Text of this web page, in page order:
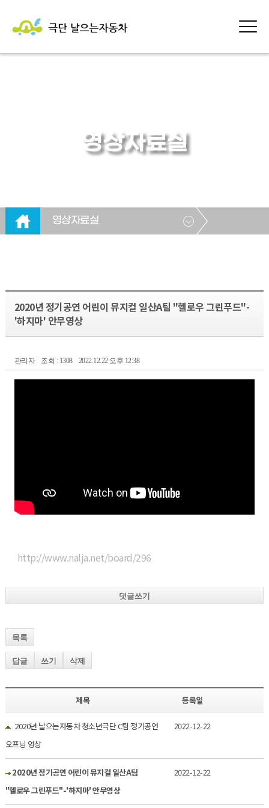
영상자료실
영상자료실
2020년 정기공연 어린이 뮤지컬 일산A팀 "헬로우 그린푸드"-
'하지마' 안무영상
관리자 조회 : 1308 2022.12.22 오후 12:38
http://www.nalja.net/board/296
댓글쓰기
목록
답글 쓰기 삭제
제목 등록일
2020년 날으는자동차 청소년극단 C팀 정기공연
오프닝 영상
2022-12-22
2020년 정기공연 어린이 뮤지컬 일산A팀
"헬로우 그린푸드"-'하지마' 안무영상
2022-12-22